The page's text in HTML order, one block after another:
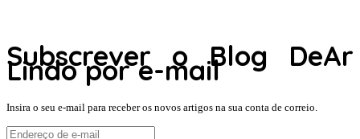
Subscrever o Blog DeAr
Lindo por e-mail
Insira o seu e-mail para receber os novos artigos na sua conta de correio.
Endereço